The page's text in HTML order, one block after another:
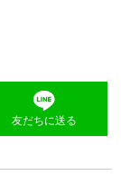
友だちに送る